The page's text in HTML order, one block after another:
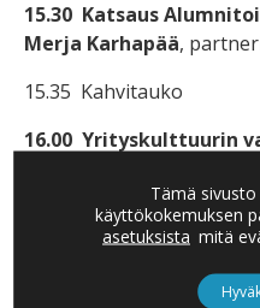
15.30 Katsaus
Merja Karhapää,
15.35 Kahvitauko
16.00 Yrityskulttuurin
Boardman2020
16.25 Robotisaation
Head of
Tämä
käyttökokemuksen
asetuksista mitä